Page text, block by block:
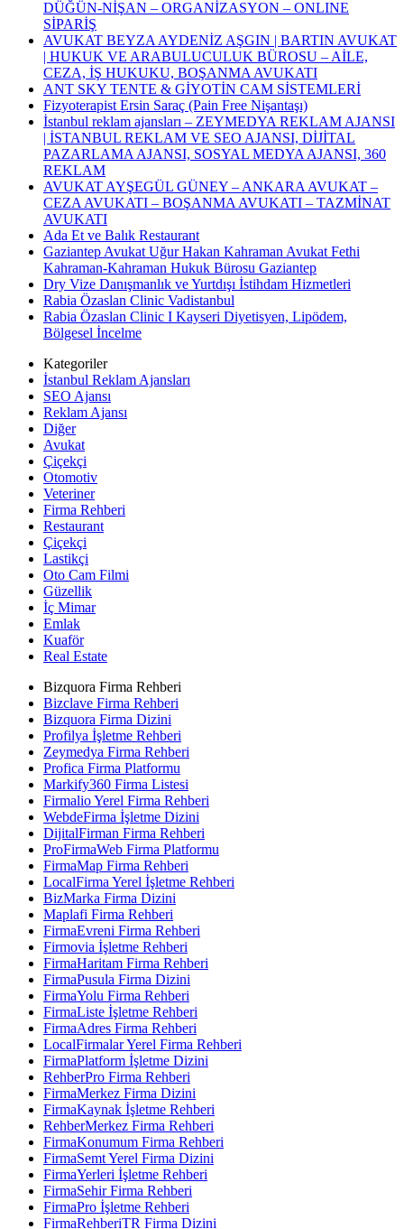
DÜĞÜN-NİŞAN – ORGANİZASYON – ONLINE
SİPARİŞ
AVUKAT BEYZA AYDENİZ AŞGIN | BARTIN AVUKAT
| HUKUK VE ARABULUCULUK BÜROSU – AİLE,
CEZA, İŞ HUKUKU, BOŞANMA AVUKATI
ANT SKY TENTE & GİYOTİN CAM SİSTEMLERİ
Fizyoterapist Ersin Saraç (Pain Free Nişantaşı)
İstanbul reklam ajansları – ZEYMEDYA REKLAM AJANSI
| İSTANBUL REKLAM VE SEO AJANSI, DİJİTAL
PAZARLAMA AJANSI, SOSYAL MEDYA AJANSI, 360
REKLAM
AVUKAT AYŞEGÜL GÜNEY – ANKARA AVUKAT –
CEZA AVUKATI – BOŞANMA AVUKATI – TAZMİNAT
AVUKATI
Ada Et ve Balık Restaurant
Gaziantep Avukat Uğur Hakan Kahraman Avukat Fethi
Kahraman-Kahraman Hukuk Bürosu Gaziantep
Dry Vize Danışmanlık ve Yurtdışı İstihdam Hizmetleri
Rabia Özaslan Clinic Vadistanbul
Rabia Özaslan Clinic I Kayseri Diyetisyen, Lipödem,
Bölgesel İncelme
Kategoriler
İstanbul Reklam Ajansları
SEO Ajansı
Reklam Ajansı
Diğer
Avukat
Çiçekçi
Otomotiv
Veteriner
Firma Rehberi
Restaurant
Çiçekçi
Lastikçi
Oto Cam Filmi
Güzellik
İç Mimar
Emlak
Kuaför
Real Estate
Bizquora Firma Rehberi
Bizclave Firma Rehberi
Bizquora Firma Dizini
Profilya İşletme Rehberi
Zeymedya Firma Rehberi
Profica Firma Platformu
Markify360 Firma Listesi
Firmalio Yerel Firma Rehberi
WebdeFirma İşletme Dizini
DijitalFirman Firma Rehberi
ProFirmaWeb Firma Platformu
FirmaMap Firma Rehberi
LocalFirma Yerel İşletme Rehberi
BizMarka Firma Dizini
Maplafi Firma Rehberi
FirmaEvreni Firma Rehberi
Firmovia İşletme Rehberi
FirmaHaritam Firma Rehberi
FirmaPusula Firma Dizini
FirmaYolu Firma Rehberi
FirmaListe İşletme Rehberi
FirmaAdres Firma Rehberi
LocalFirmalar Yerel Firma Rehberi
FirmaPlatform İşletme Dizini
RehberPro Firma Rehberi
FirmaMerkez Firma Dizini
FirmaKaynak İşletme Rehberi
RehberMerkez Firma Rehberi
FirmaKonumum Firma Rehberi
FirmaSemt Yerel Firma Dizini
FirmaYerleri İşletme Rehberi
FirmaSehir Firma Rehberi
FirmaPro İşletme Rehberi
FirmaRehberiTR Firma Dizini